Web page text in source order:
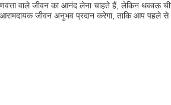
वाले जीवन का आनंद लेना चाहते हैं, लेकिन थकाऊ
जीवन अनुभव प्रदान करेगा, ताकि आप पहले